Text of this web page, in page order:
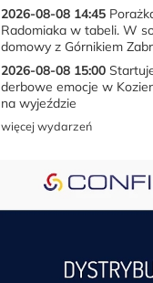
2026-08-08 14:45
Radomiaka w tabeli. W
domowy z Górnikiem
2026-08-08 15:00
derbowe emocje w
na wyjeździe
więcej wydarzeń